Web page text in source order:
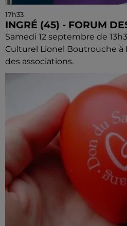
17h33
INGRÉ (45) - FORUM
Samedi 12 septembre de
Culturel Lionel Boutrouche à
des associations.